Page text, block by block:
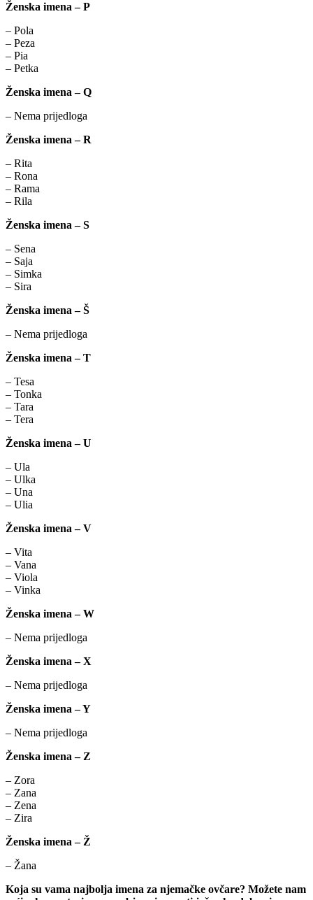
Ženska imena – P
– Pola
– Peza
– Pia
– Petka
Ženska imena – Q
– Nema prijedloga
Ženska imena – R
– Rita
– Rona
– Rama
– Rila
Ženska imena – S
– Sena
– Saja
– Simka
– Sira
Ženska imena – Š
– Nema prijedloga
Ženska imena – T
– Tesa
– Tonka
– Tara
– Tera
Ženska imena – U
– Ula
– Ulka
– Una
– Ulia
Ženska imena – V
– Vita
– Vana
– Viola
– Vinka
Ženska imena – W
– Nema prijedloga
Ženska imena – X
– Nema prijedloga
Ženska imena – Y
– Nema prijedloga
Ženska imena – Z
– Zora
– Zana
– Zena
– Zira
Ženska imena – Ž
– Žana
Koja su vama najbolja imena za njemačke ovčare? Možete nam